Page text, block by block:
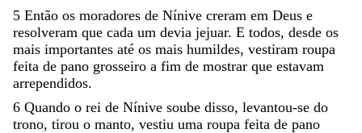
5 Então os moradores de Nínive creram em Deus e
resolveram que cada um devia jejuar. E todos, desde os
mais importantes até os mais humildes, vestiram roupa
feita de pano grosseiro a fim de mostrar que estavam
arrependidos.
6 Quando o rei de Nínive soube disso, levantou-se do
trono, tirou o manto, vestiu uma roupa feita de pano